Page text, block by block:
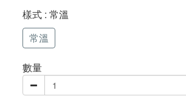
樣式 : 常溫
常溫
數量